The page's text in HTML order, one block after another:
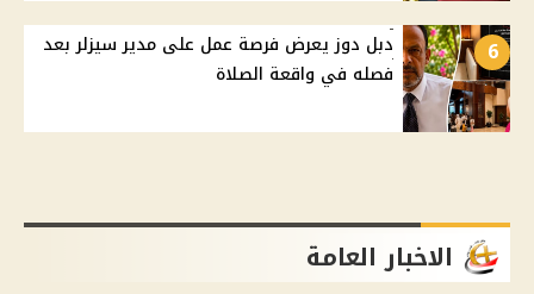
6
دبل دوز يعرض فرصة عمل على مدير سيزلر بعد
فصله في واقعة الصلاة
الاخبار العامة